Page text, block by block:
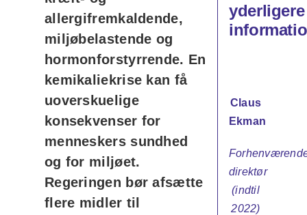
allergifremkaldende,
miljøbelastende og
hormonforstyrrende. En
kemikaliekrise kan få
uoverskuelige
konsekvenser for
menneskers sundhed
og for miljøet.
Regeringen bør afsætte
flere midler til
yderligere
Claus
Ekman
direktør
(indtil
2022)